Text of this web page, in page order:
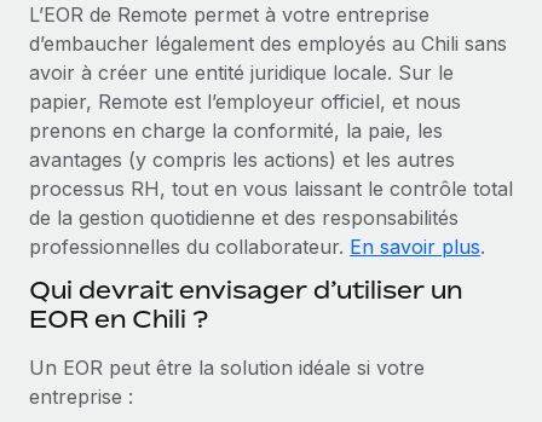
Contrôles d’antécédents
Simplifiez vos processus de présélection des
candidats
Remote Watchtower
Gardez un temps d’avance sur les risques en
matière de conformité
Gestion des appareils
dans le monde entier
Création d’entité
Établissez des entités rapidement et en toute
conformité
ÉTUDES DE CAS
Voir toutes les ressources
BLOG
Paie multipays
EOR et PEO
Taxes
Explorer le blog
L’EOR de Remote permet à votre entreprise
d’embaucher légalement des employés au Chili sans
avoir à créer une entité juridique locale. Sur le
papier, Remote est l’employeur officiel, et nous
prenons en charge la conformité, la paie, les
avantages (y compris les actions) et les autres
processus RH, tout en vous laissant le contrôle total
de la gestion quotidienne et des responsabilités
professionnelles du collaborateur. En savoir plus.
Qui devrait envisager d’utiliser un
EOR en Chili ?
Un EOR peut être la solution idéale si votre
entreprise :